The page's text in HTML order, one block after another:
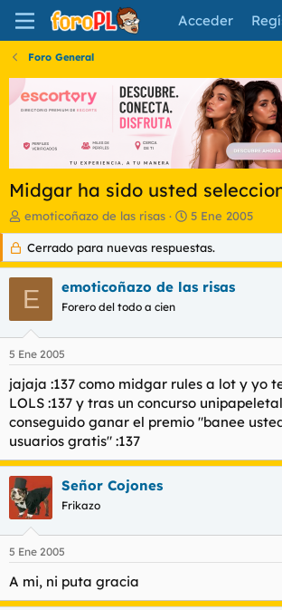
Acceder
Foro General
Midgar ha sido usted
I
n
c
i
a
d
o
d
e
l
t
e
m
a
emoticoñazo de las risas
F
e
c
h
d
i
i
o
5 Ene 2005
Cerrado para nuevas respuestas.
E emoticoñazo de las risas
Forero del todo a cien
5 Ene 2005
jajaja :137 como midgar rules a lot y yo
LOLS :137 y tras un concurso
conseguido ganar el premio "banee
usuarios gratis" :137
Señor Cojones
Frikazo
5 Ene 2005
A mi, ni puta gracia